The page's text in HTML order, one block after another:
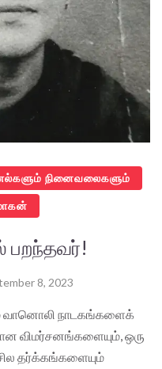
நினைவலைகளும்
பறந்தவர்!
8, 2023
வானொலி நாடகங்களைக்
விமர்சனங்களையும், ஒரு
தர்க்கங்களையும்